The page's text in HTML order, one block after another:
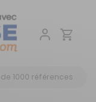
Aller